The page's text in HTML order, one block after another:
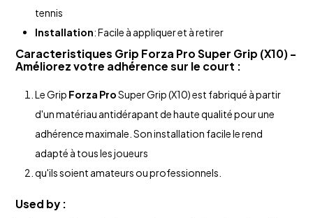
tennis
Installation: Facile à appliquer et à retirer
Caracteristiques Grip Forza Pro Super Grip (X10) -
Améliorez votre adhérence sur le court :
Le Grip Forza ProSuper Grip (X10) est fabriqué à partir
d'un matériau antidérapant de haute qualité pour une
adhérence maximale. Son installation facile le rend
adapté à tous les joueurs
qu'ils soient amateurs ou professionnels.
Used by :